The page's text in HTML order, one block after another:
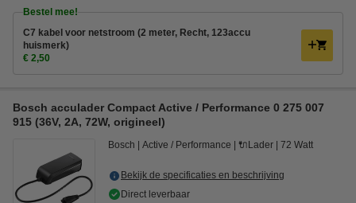
Bestel mee!
C7 kabel voor netstroom (2 meter, Recht, 123accu
huismerk)
€ 2,50
Bosch acculader Compact Active / Performance 0 275 007
915 (36V, 2A, 72W, origineel)
Bosch Active / Performance 🔌Lader 72 Watt
Bekijk de specificaties en beschrijving
Direct leverbaar